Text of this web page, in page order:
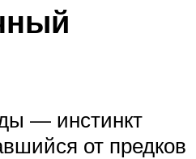
— инстинкт
от предков